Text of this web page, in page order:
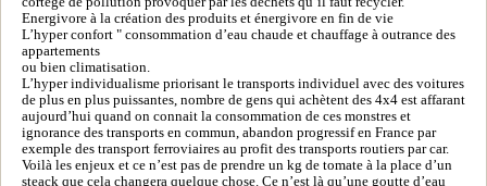
Energivore à la création des produits et énergivore en fin de vie
L’hyper confort " consommation d’eau chaude et chauffage à outrance des
appartements
ou bien climatisation.
L’hyper individualisme priorisant le transports individuel avec des voitures
de plus en plus puissantes, nombre de gens qui achètent des 4x4 est affarant
aujourd’hui quand on connait la consommation de ces monstres et
ignorance des transports en commun, abandon progressif en France par
exemple des transport ferroviaires au profit des transports routiers par car.
Voilà les enjeux et ce n’est pas de prendre un kg de tomate à la place d’un
steack que cela changera quelque chose. Ce n’est là qu’une goutte d’eau